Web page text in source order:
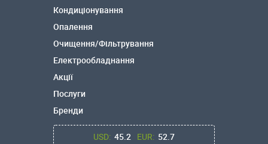
Кондиціонування
Опалення
Очищення/Фільтрування
Електрообладнання
Акції
Послуги
Бренди
USD: 45.2 EUR: 52.7